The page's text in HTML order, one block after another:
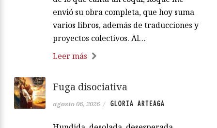
envió su obra completa, que hoy suma
varios libros, además de traducciones y
proyectos colectivos. Al…
Leer más
Fuga disociativa
agosto 06, 2026 / GLORIA ARTEAGA